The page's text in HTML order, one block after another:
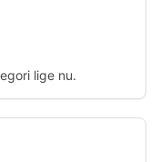
lige nu.